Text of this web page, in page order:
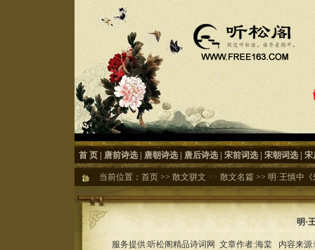
首 页 唐前诗选 唐朝诗选 唐后诗选 宋前词选 宋朝词选 宋
当前位置： 首页 >> 散文骈文 >> 散文名篇 >> 明·王慎中
明·
服务提供:听松阁精品诗词网 文章作者:海棠 内容来